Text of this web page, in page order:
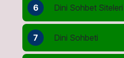
6 Dini Sohbet Siteleri
7 Dini Sohbeti